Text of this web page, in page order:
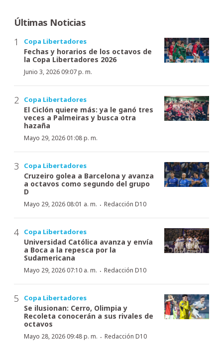
Últimas Noticias
Copa Libertadores
Fechas y horarios de los octavos de
la Copa Libertadores 2026
Junio 3, 2026 09:07 p. m.
Copa Libertadores
El Ciclón quiere más: ya le ganó tres
veces a Palmeiras y busca otra
hazaña
Mayo 29, 2026 01:08 p. m.
Copa Libertadores
Cruzeiro golea a Barcelona y avanza
a octavos como segundo del grupo
D
Mayo 29, 2026 08:01 a. m. · Redacción D10
Copa Libertadores
Universidad Católica avanza y envía
a Boca a la repesca por la
Sudamericana
Mayo 29, 2026 07:10 a. m. · Redacción D10
Copa Libertadores
Se ilusionan: Cerro, Olimpia y
Recoleta conocerán a sus rivales de
octavos
Mayo 28, 2026 09:48 p. m. · Redacción D10